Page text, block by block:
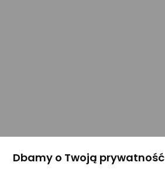
Dbamy o Twoją prywatność